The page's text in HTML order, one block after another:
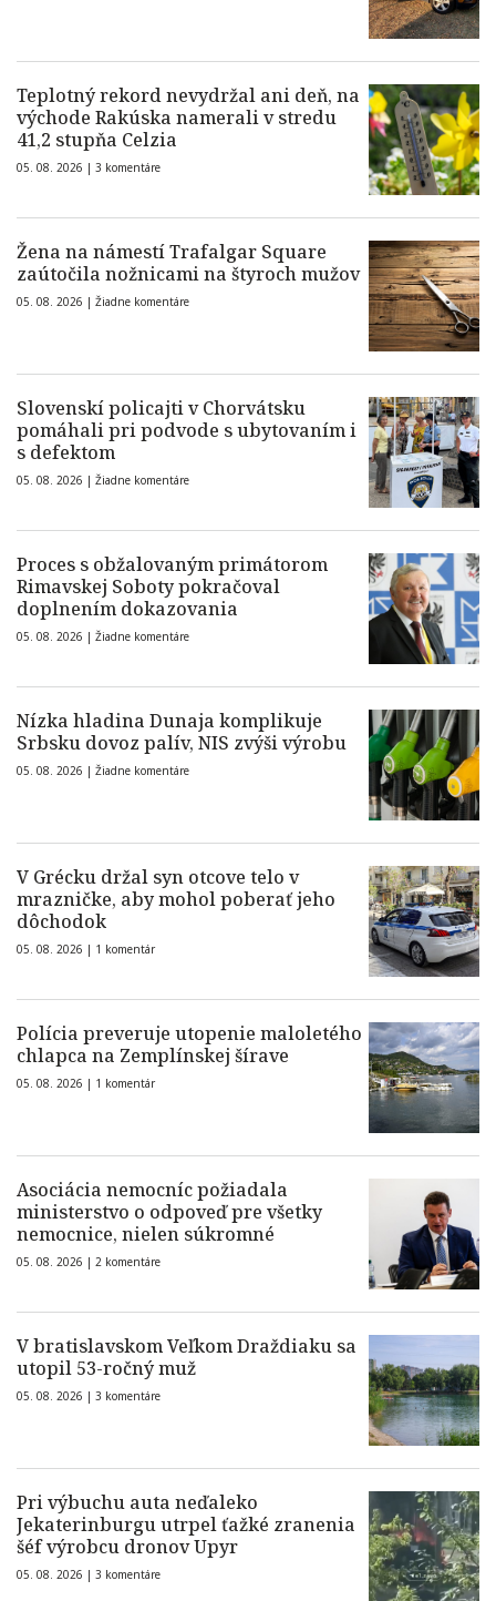
Teplotný rekord nevydržal ani deň, na
východe Rakúska namerali v stredu
41,2 stupňa Celzia
05. 08. 2026 | 3 komentáre
Žena na námestí Trafalgar Square
zaútočila nožnicami na štyroch mužov
05. 08. 2026 | Žiadne komentáre
Slovenskí policajti v Chorvátsku
pomáhali pri podvode s ubytovaním i
s defektom
05. 08. 2026 | Žiadne komentáre
Proces s obžalovaným primátorom
Rimavskej Soboty pokračoval
doplnením dokazovania
05. 08. 2026 | Žiadne komentáre
Nízka hladina Dunaja komplikuje
Srbsku dovoz palív, NIS zvýši výrobu
05. 08. 2026 | Žiadne komentáre
V Grécku držal syn otcove telo v
mrazničke, aby mohol poberať jeho
dôchodok
05. 08. 2026 | 1 komentár
Polícia preveruje utopenie maloletého
chlapca na Zemplínskej šírave
05. 08. 2026 | 1 komentár
Asociácia nemocníc požiadala
ministerstvo o odpoveď pre všetky
nemocnice, nielen súkromné
05. 08. 2026 | 2 komentáre
V bratislavskom Veľkom Draždiaku sa
utopil 53-ročný muž
05. 08. 2026 | 3 komentáre
Pri výbuchu auta neďaleko
Jekaterinburgu utrpel ťažké zranenia
šéf výrobcu dronov Upyr
05. 08. 2026 | 3 komentáre